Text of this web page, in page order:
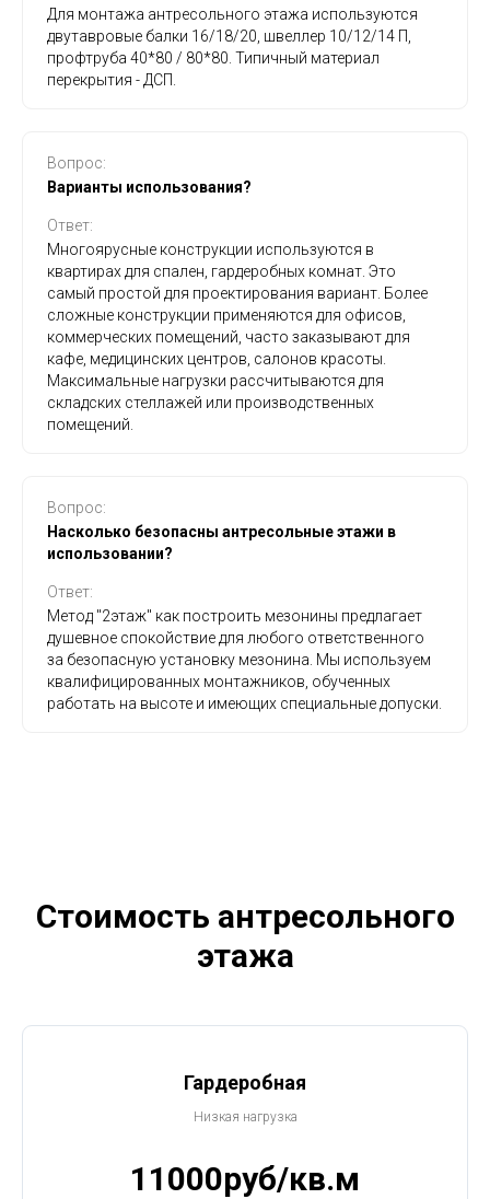
Для монтажа антресольного этажа используются
двутавровые балки 16/18/20, швеллер 10/12/14 П,
профтруба 40*80 / 80*80. Типичный материал
перекрытия - ДСП.
Вопрос:
Варианты использования?
Ответ:
Многоярусные конструкции используются в
квартирах для спален, гардеробных комнат. Это
самый простой для проектирования вариант. Более
сложные конструкции применяются для офисов,
коммерческих помещений, часто заказывают для
кафе, медицинских центров, салонов красоты.
Максимальные нагрузки рассчитываются для
складских стеллажей или производственных
помещений.
Вопрос:
Насколько безопасны антресольные этажи в
использовании?
Ответ:
Метод "2этаж" как построить мезонины предлагает
душевное спокойствие для любого ответственного
за безопасную установку мезонина. Мы используем
квалифицированных монтажников, обученных
работать на высоте и имеющих специальные допуски.
Стоимость антресольного
этажа
Гардеробная
Низкая нагрузка
11000руб/кв.м